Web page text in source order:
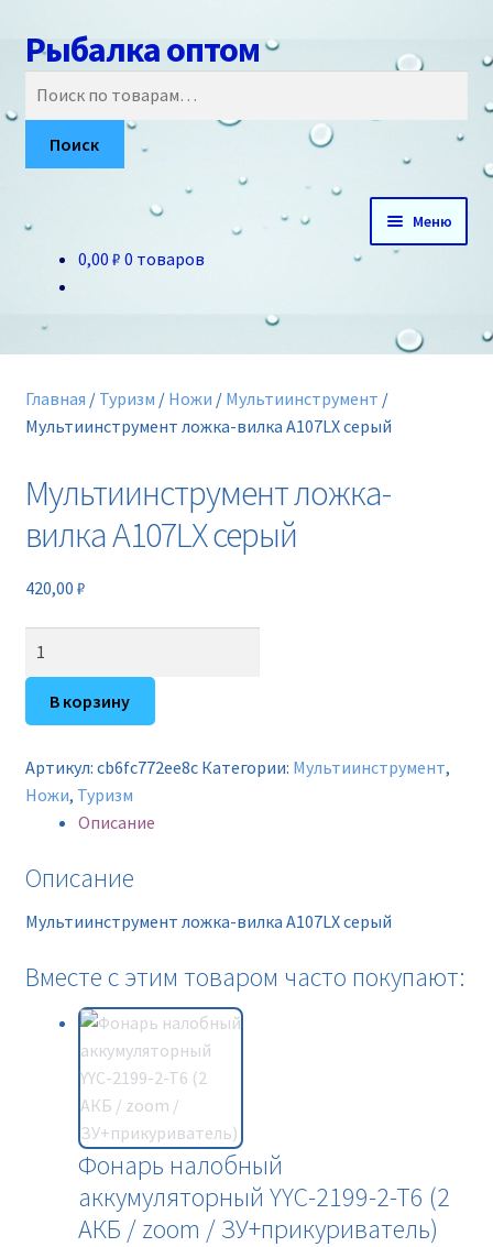
Перейти
к
навигации
Перейти
к
содержимому
Рыбалка оптом
Поиск
Меню
О нас
Доставка и оплата
Новинки
Контакты
0,00 ₽ 0 товаров
Главная / Туризм / Ножи / Мультиинструмент /
Мультиинструмент ложка-вилка A107LX серый
Мультиинструмент ложка-
вилка A107LX серый
420,00 ₽
Мультиинструмент
ложка-
A107LX
серый
В корзину
Артикул: cb6fc772ee8c Категории: Мультиинструмент,
Ножи, Туризм
Описание
Описание
Мультиинструмент ложка-вилка A107LX серый
Вместе с этим товаром часто покупают:
Фонарь налобный
аккумуляторный YYC-2199-2-T6 (2
АКБ / zoom / ЗУ+прикуриватель)